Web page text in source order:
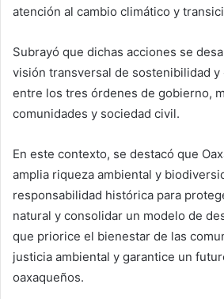
atención al cambio climático y
Subrayó que dichas acciones se
visión transversal de sostenibilidad
entre los tres órdenes de gobierno,
comunidades y sociedad civil.
En este contexto, se destacó que
amplia riqueza ambiental y
responsabilidad histórica para
natural y consolidar un modelo de
que priorice el bienestar de las
justicia ambiental y garantice un
oaxaqueños.